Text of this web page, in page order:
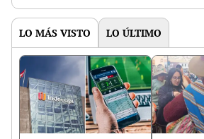
LO MÁS VISTO LO ÚLTIMO